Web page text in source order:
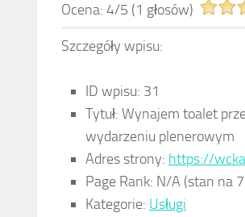
Ocena: 4/5 (1 głosów)
Szczegóły wpisu:
ID wpisu: 31
Tytuł: Wynajem toalet
wydarzeniu plenerowym
Adres strony: https://
Page Rank: N/A (stan na
Kategorie: Usługi